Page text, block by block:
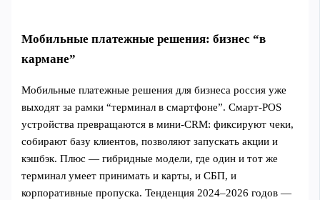
Мобильные платежные решения: бизнес “в
кармане”
Мобильные платежные решения для бизнеса россия уже
выходят за рамки “терминал в смартфоне”. Смарт-POS
устройства превращаются в мини-CRM: фиксируют чеки,
собирают базу клиентов, позволяют запускать акции и
кэшбэк. Плюс — гибридные модели, где один и тот же
терминал умеет принимать и карты, и СБП, и
корпоративные пропуска. Тенденция 2024–2026 годов —